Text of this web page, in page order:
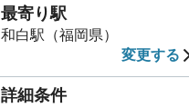
最寄り駅
和白駅（福岡県）
変更する
詳細条件